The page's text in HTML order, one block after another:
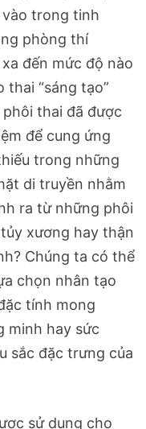
trong tinh
phòng thí
đến mức độ nào
“sáng tạo”
phôi thai đã được
để cung ứng
trong những
di truyền nhằm
ra từ những phôi
xương hay thận
Chúng ta có thể
chọn nhân tạo
tính mong
minh hay sức
sắc đặc trưng của
sử dụng cho